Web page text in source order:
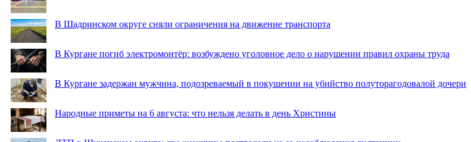
В Шадринском округе сняли ограничения на движение транспорта
В Кургане погиб электромонтёр: возбуждено уголовное дело о нарушении правил охраны труда
В Кургане задержан мужчина, подозреваемый в покушении на убийство полуторагодовалой дочери
Народные приметы на 6 августа: что нельзя делать в день Христины